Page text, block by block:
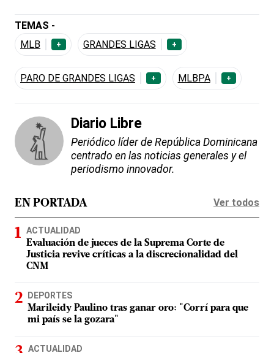
TEMAS -
MLB
+ GRANDES LIGAS +
PARO DE GRANDES LIGAS + MLBPA +
Diario Libre
Periódico líder de República Dominicana
centrado en las noticias generales y el
periodismo innovador.
EN PORTADA Ver todos
ACTUALIDAD
Evaluación de jueces de la Suprema Corte de
Justicia revive críticas a la discrecionalidad del
CNM
DEPORTES
Marileidy Paulino tras ganar oro: "Corrí para que
mi país se la gozara"
ACTUALIDAD